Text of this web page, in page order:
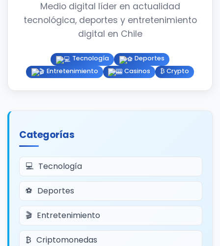
Medio digital líder en actualidad
tecnológica, deportes y entretenimiento
digital en Chile
Tecnología
Deportes
Entretenimiento
Casinos ₿ Crypto
Categorías
Tecnología
Deportes
Entretenimiento
Criptomonedas